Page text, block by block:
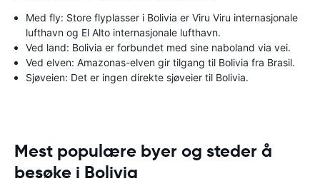
Med fly: Store flyplasser i Bolivia er Viru Viru internasjonale
lufthavn og El Alto internasjonale lufthavn.
Ved land: Bolivia er forbundet med sine naboland via vei.
Ved elven: Amazonas-elven gir tilgang til Bolivia fra Brasil.
Sjøveien: Det er ingen direkte sjøveier til Bolivia.
Mest populære byer og steder å
besøke i Bolivia